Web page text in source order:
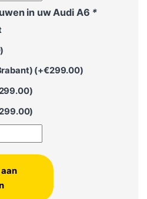
in uw Audi A6 *
)
(+€299.00)
)
)
set Voor + Achter (2011-2016)